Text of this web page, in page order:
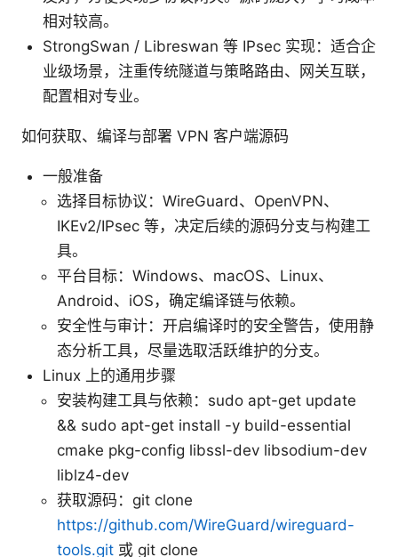
相对较高。
StrongSwan / Libreswan 等 IPsec 实现：适合企
业级场景，注重传统隧道与策略路由、网关互联，
配置相对专业。
如何获取、编译与部署 VPN 客户端源码
一般准备
选择目标协议：WireGuard、OpenVPN、
IKEv2/IPsec 等，决定后续的源码分支与构建工
具。
平台目标：Windows、macOS、Linux、
Android、iOS，确定编译链与依赖。
安全性与审计：开启编译时的安全警告，使用静
态分析工具，尽量选取活跃维护的分支。
Linux 上的通用步骤
安装构建工具与依赖：sudo apt-get update
&& sudo apt-get install -y build-essential
cmake pkg-config libssl-dev libsodium-dev
liblz4-dev
获取源码：git clone
https://github.com/WireGuard/wireguard-
tools.git 或 git clone